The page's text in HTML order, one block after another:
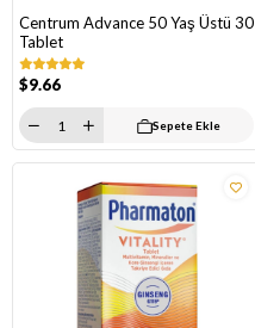
Centrum Advance 50 Yaş Üstü 30
Tablet
$9.66
Sepete Ekle